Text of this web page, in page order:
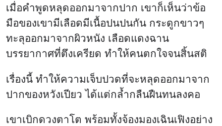
เมื่อคำพูดหลุดออกมาจากปาก เขาก็เห็นว่าข้อ
มือของเขามีเลือดมีเนื้อปนปนกัน กระดูกขาวๆ
ทะลุออกมาจากผิวหนัง เลือดแดงฉาน
บรรยากาศที่ตึงเครียด ทำให้คนตกใจจนสิ้นสติ
เรื่องนี้ ทำให้ความเจ็บปวดที่จะหลุดออกมาจาก
ปากของหวังเปียว ได้แต่กล้ำกลืนฝืนทนลงคอ
เขาเบิกดวงตาโต พร้อมทั้งจ้องมองเฉินเฟิงอย่าง